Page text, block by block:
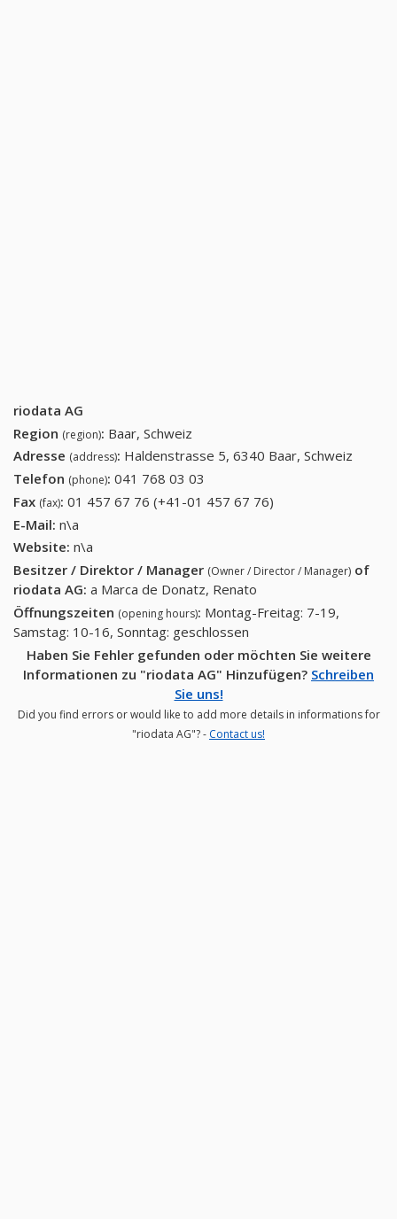
riodata AG
Region (region): Baar, Schweiz
Adresse (address): Haldenstrasse 5, 6340 Baar, Schweiz
Telefon (phone): 041 768 03 03
Fax (fax): 01 457 67 76 (+41-01 457 67 76)
E-Mail: n\a
Website: n\a
Besitzer / Direktor / Manager (Owner / Director / Manager) of
riodata AG: a Marca de Donatz, Renato
Öffnungszeiten (opening hours): Montag-Freitag: 7-19,
Samstag: 10-16, Sonntag: geschlossen
Haben Sie Fehler gefunden oder möchten Sie weitere
Informationen zu "riodata AG" Hinzufügen? Schreiben
Sie uns!
Did you find errors or would like to add more details in informations for
"riodata AG"? - Contact us!